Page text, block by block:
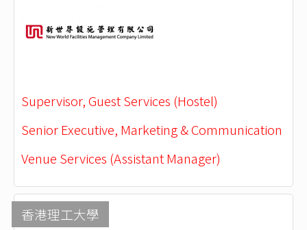
Supervisor, Guest Services (Hostel)
Senior Executive, Marketing & Communication
Venue Services (Assistant Manager)
香港理工大學